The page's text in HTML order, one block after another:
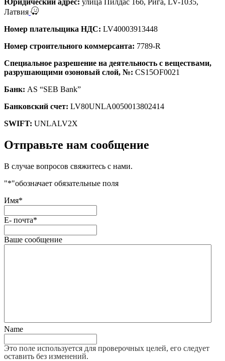
Юридический адрес: улица Пилдас 16б, Рига, LV-1035,
Латвия
Номер плательщика НДС: LV40003913448
Номер строительного коммерсанта: 7789-R
Специальное разрешение на деятельность с веществами,
разрушающими озоновый слой, №: CS15OF0021
Банк: AS “SEB Bank”
Банковский счет: LV80UNLA0050013802414
SWIFT: UNLALV2X
Отправьте нам сообщение
В случае вопросов свяжитесь с нами.
"*"обозначает обязательные поля
Имя*
E- почта*
Ваше сообщение
Name
Это поле используется для проверочных целей, его следует
оставить без изменений.